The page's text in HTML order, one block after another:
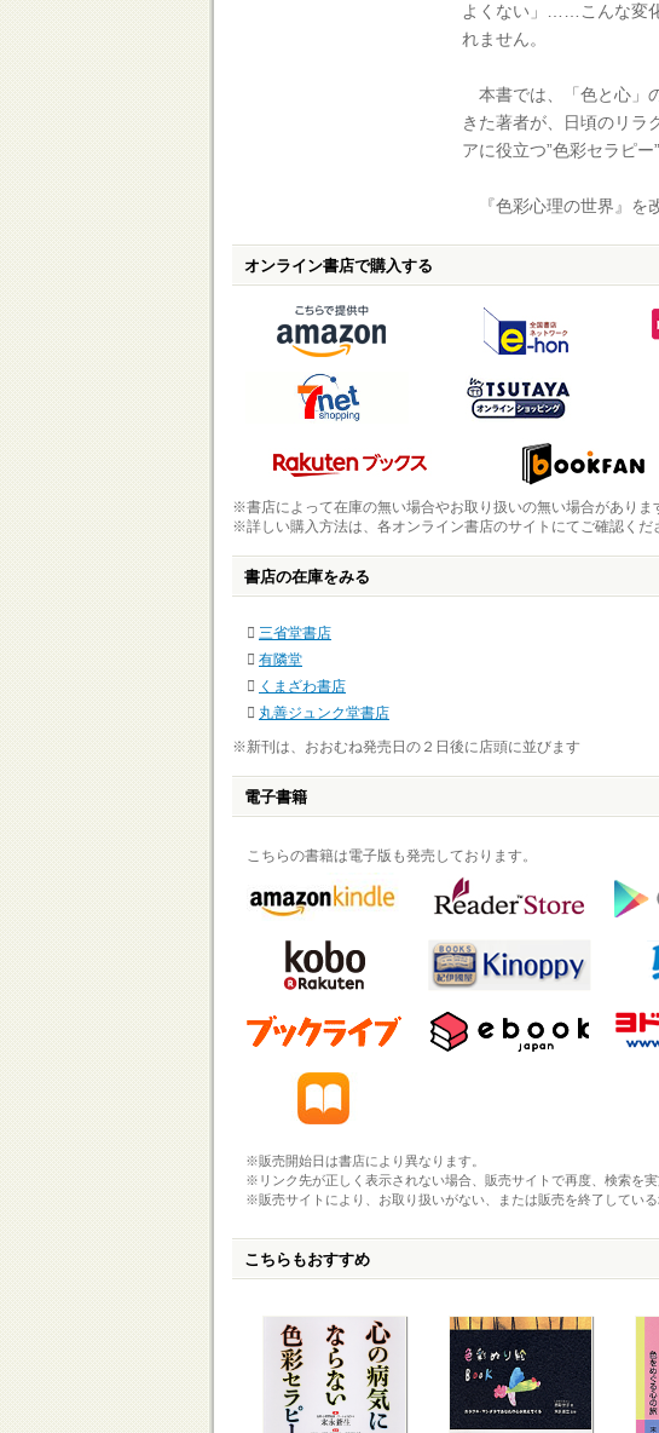
よくない」……こんな変
れません。
本書では、「色と心」
きた著者が、日頃のリラ
アに役立つ”色彩セラピ
『色彩心理の世界』を
オンライン書店で購入する
※書店によって在庫の無い場合やお取り扱いの無い場合がありま
※詳しい購入方法は、各オンライン書店のサイトにてご確認くだ
書店の在庫をみる
三省堂書店
有隣堂
くまざわ書店
丸善ジュンク堂書店
※新刊は、おおむね発売日の２日後に店頭に並びます
電子書籍
こちらの書籍は電子版も発売しております。
※販売開始日は書店により異なります。
※リンク先が正しく表示されない場合、販売サイトで再度、検索を実
※販売サイトにより、お取り扱いがない、または販売を終了している
こちらもおすすめ